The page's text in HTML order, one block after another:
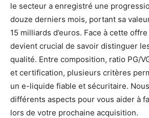
le secteur a enregistré une
douze derniers mois, portant sa
15 milliards d’euros. Face à cette
devient crucial de savoir distinguer
qualité. Entre composition, ratio PG/
et certification, plusieurs critères
un e-liquide fiable et sécuritaire.
différents aspects pour vous aider à
lors de votre prochaine acquisition.